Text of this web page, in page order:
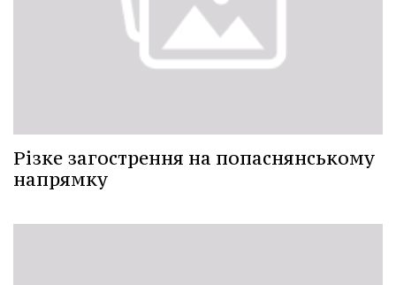
Різке загострення на попаснянському
напрямку